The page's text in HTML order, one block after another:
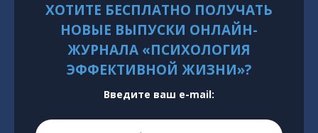
ХОТИТЕ БЕСПЛАТНО ПОЛУЧАТЬ
НОВЫЕ ВЫПУСКИ ОНЛАЙН-
ЖУРНАЛА «ПСИХОЛОГИЯ
ЭФФЕКТИВНОЙ ЖИЗНИ»?
Введите ваш e-mail: